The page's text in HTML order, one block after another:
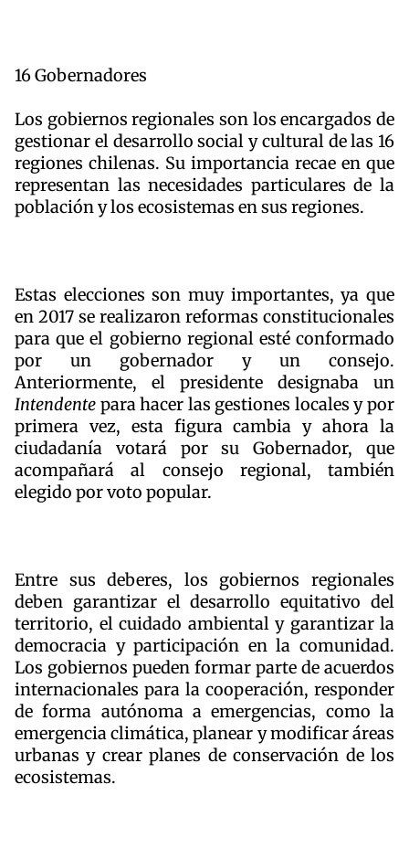
16 Gobernadores
Los gobiernos regionales son los encargados de
gestionar el desarrollo social y cultural de las 16
regiones chilenas. Su importancia recae en que
representan las necesidades particulares de la
población y los ecosistemas en sus regiones.
Estas elecciones son muy importantes, ya que
en 2017 se realizaron reformas constitucionales
para que el gobierno regional esté conformado
por un gobernador y un consejo.
Anteriormente, el presidente designaba un
Intendente para hacer las gestiones locales y por
primera vez, esta figura cambia y ahora la
ciudadanía votará por su Gobernador, que
acompañará al consejo regional, también
elegido por voto popular.
Entre sus deberes, los gobiernos regionales
deben garantizar el desarrollo equitativo del
territorio, el cuidado ambiental y garantizar la
democracia y participación en la comunidad.
Los gobiernos pueden formar parte de acuerdos
internacionales para la cooperación, responder
de forma autónoma a emergencias, como la
emergencia climática, planear y modificar áreas
urbanas y crear planes de conservación de los
ecosistemas.